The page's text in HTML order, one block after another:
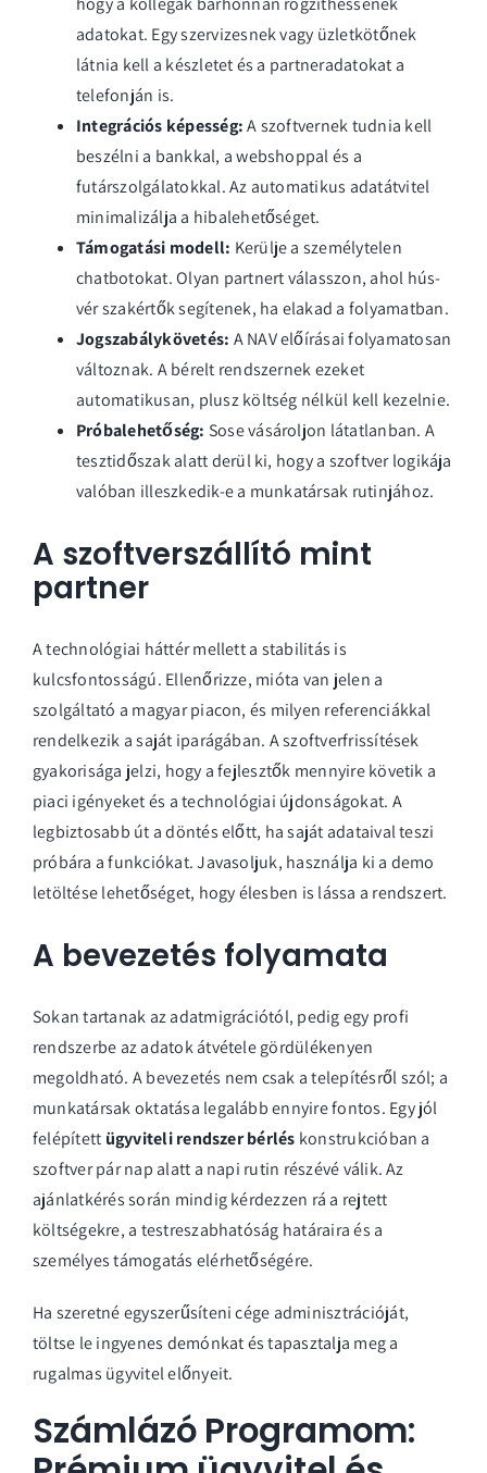
adatokat. Egy szervizesnek vagy üzletkötőnek
látnia kell a készletet és a partneradatokat a
telefonján is.
Integrációs képesség:A szoftvernek tudnia kell
beszélni a bankkal, a webshoppal és a
futárszolgálatokkal. Az automatikus adatátvitel
minimalizálja a hibalehetőséget.
Támogatási modell: Kerülje a személytelen
chatbotokat. Olyan partnert válasszon, ahol hús-
vér szakértők segítenek, ha elakad a folyamatban.
Jogszabálykövetés: A NAV előírásai folyamatosan
változnak. A bérelt rendszernek ezeket
automatikusan, plusz költség nélkül kell kezelnie.
Próbalehetőség: Sose vásároljon látatlanban. A
tesztidőszak alatt derül ki, hogy a szoftver logikája
valóban illeszkedik-e a munkatársak rutinjához.
A szoftverszállító mint
partner
A technológiai háttér mellett a stabilitás is
kulcsfontosságú. Ellenőrizze, mióta van jelen a
szolgáltató a magyar piacon, és milyen referenciákkal
rendelkezik a saját iparágában. A szoftverfrissítések
gyakorisága jelzi, hogy a fejlesztők mennyire követik a
piaci igényeket és a technológiai újdonságokat. A
legbiztosabb út a döntés előtt, ha saját adataival teszi
próbára a funkciókat. Javasoljuk, használja ki a demo
letöltéselehetőséget, hogy élesben is lássa a rendszert.
A bevezetés folyamata
Sokan tartanak az adatmigrációtól, pedig egy profi
rendszerbe az adatok átvétele gördülékenyen
megoldható. A bevezetés nem csak a telepítésről szól; a
munkatársak oktatása legalább ennyire fontos. Egy jól
felépített ügyviteli rendszer bérlés konstrukcióban a
szoftver pár nap alatt a napi rutin részévé válik. Az
ajánlatkérés során mindig kérdezzen rá a rejtett
költségekre, a testreszabhatóság határaira és a
személyes támogatás elérhetőségére.
Ha szeretné egyszerűsíteni cége adminisztrációját,
töltse le ingyenes demónkatés tapasztalja meg a
rugalmas ügyvitel előnyeit.
Számlázó Programom: